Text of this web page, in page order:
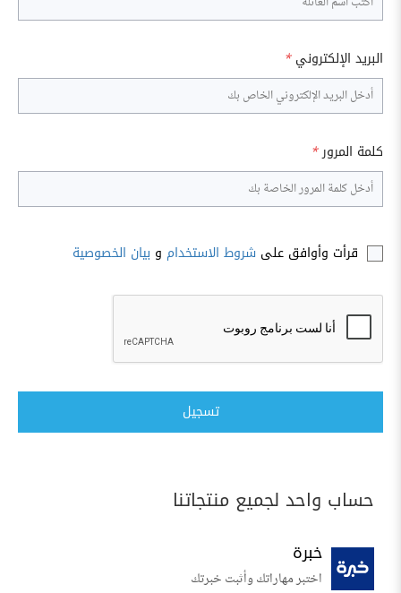
البريد الإلكتروني *
كلمة المرور*
قرأت وأوافق على شروط الاستخدام و بيان الخصوصية
تسجيل
حساب واحد لجميع منتجاتنا
خبرة
اختبر مهاراتك وأثبت خبرتك